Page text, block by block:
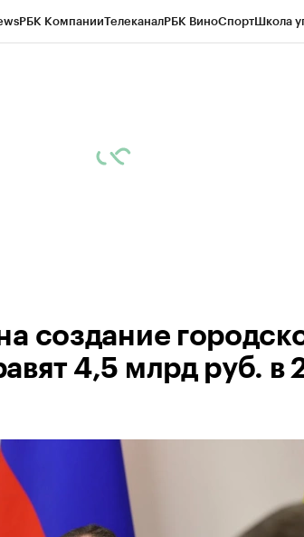
РБК КомпанииТелеканалРБК ВиноСпортШкола
создание
4,5 млрд руб. в